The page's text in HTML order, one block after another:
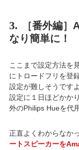
3.
［番外編
なり簡単に！
ここまで設定方法を
にトロードフリを登
設定が難しそうです
設定に１日ほどかか
外のPhilips Hueを代
正直よくわからなか
ートスピーカーを